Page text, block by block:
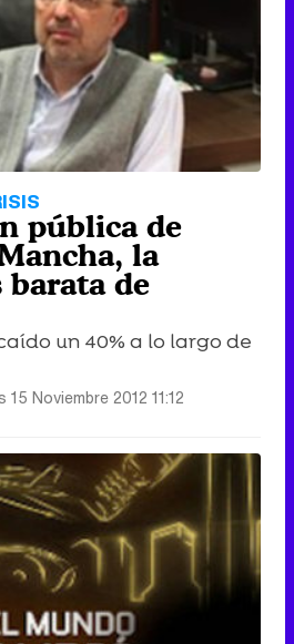
pública de
la
barata de
un 40% a lo largo de
15 Noviembre 2012 11:12